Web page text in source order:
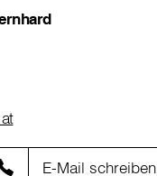
E-Mail schreiben